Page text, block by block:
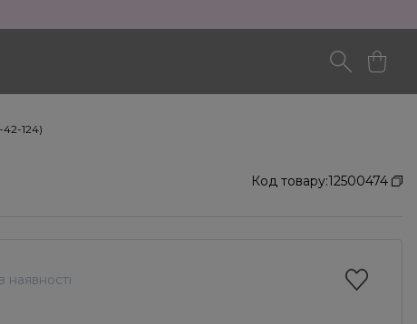
124)
Код товару:12500474
наявності